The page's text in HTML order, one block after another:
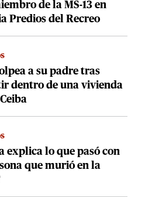
de la MS-13 en
Predios del Recreo
a su padre tras
dentro de una vivienda
explica lo que pasó con
que murió en la